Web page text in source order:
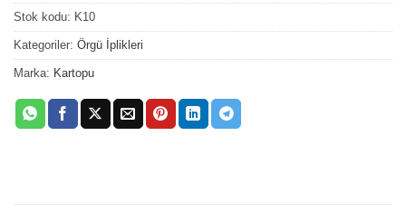
Stok kodu: K10
Kategoriler: Örgü İplikleri
Marka: Kartopu